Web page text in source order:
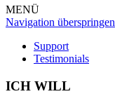
MENÜ
Navigation überspringen
Support
Testimonials
ICH WILL